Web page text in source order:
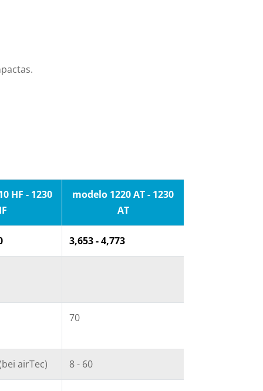
HF - 1230
modelo 1220 AT - 1230
AT
3,653 - 4,773
70
airTec) 8 - 60